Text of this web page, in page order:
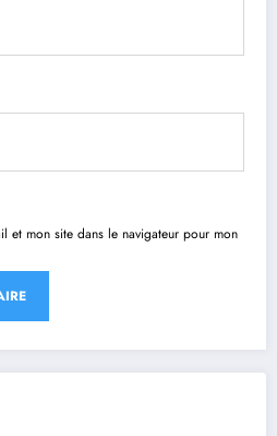
et mon site dans le navigateur pour mon